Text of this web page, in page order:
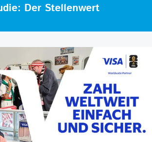
Der Stellenwert